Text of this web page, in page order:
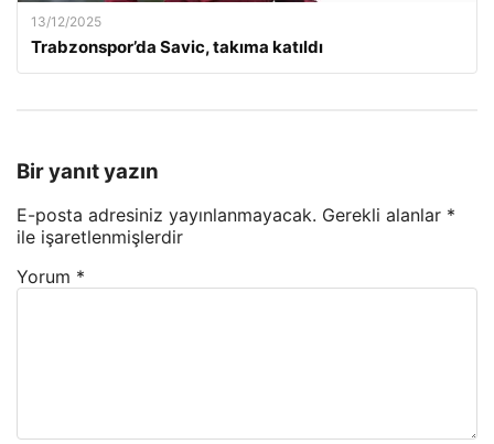
13/12/2025
Trabzonspor’da Savic, takıma katıldı
Bir yanıt yazın
E-posta adresiniz yayınlanmayacak. Gerekli alanlar *
ile işaretlenmişlerdir
Yorum *